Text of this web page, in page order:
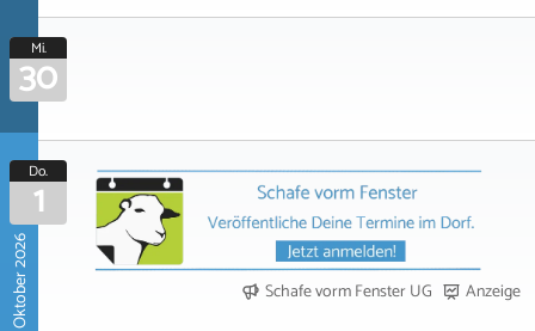
Mi.
30
Oktober 2026
Do.
1
Schafe vorm Fenster UG Anzeige